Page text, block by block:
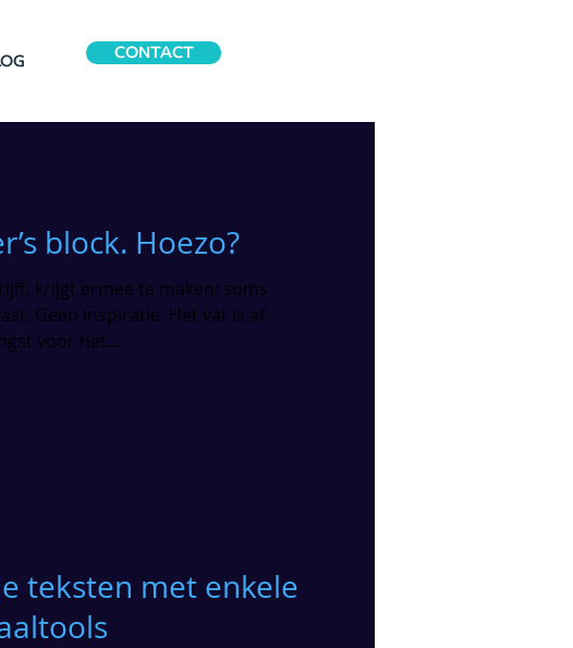
CONTACT
block. Hoezo?
krijgt ermee te maken: soms
Geen inspiratie. Het vat is af.
voor het...
teksten met enkele